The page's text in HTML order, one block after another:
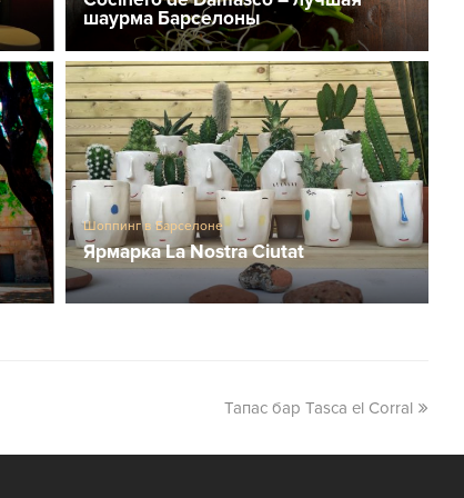
шаурма Барселоны
Шоппинг в Барселоне
Ярмарка La Nostra Ciutat
Тапас бар Tasca el Corral